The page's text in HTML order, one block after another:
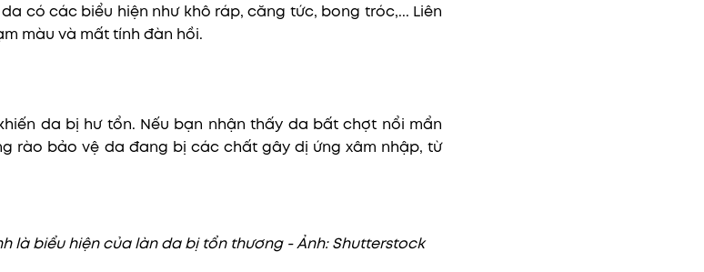
có các biểu hiện như khô ráp, căng tức, bong tróc,... Liên
màu và mất tính đàn hồi.
da bị hư tổn. Nếu bạn nhận thấy da bất chợt nổi mẩn
rào bảo vệ da đang bị các chất gây dị ứng xâm nhập, từ
là biểu hiện của làn da bị tổn thương - Ảnh: Shutterstock